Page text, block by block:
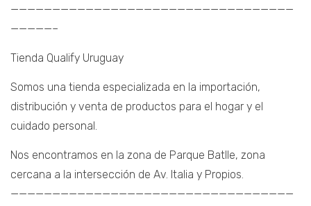
——————————————————————————————————
—————–
Tienda Qualify Uruguay
Somos una tienda especializada en la importación,
distribución y venta de productos para el hogar y el
cuidado personal.
Nos encontramos en la zona de Parque Batlle, zona
cercana a la intersección de Av. Italia y Propios.
——————————————————————————————————